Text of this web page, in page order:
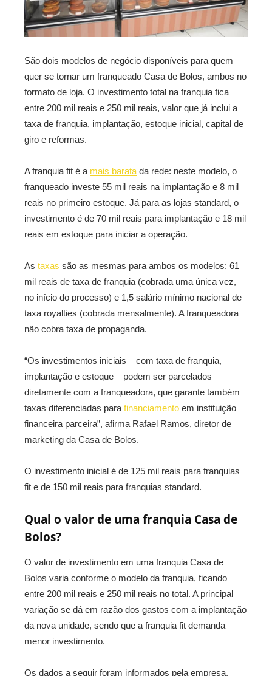
São dois modelos de negócio disponíveis para quem
quer se tornar um franqueado Casa de Bolos, ambos no
formato de loja. O investimento total na franquia fica
entre 200 mil reais e 250 mil reais, valor que já inclui a
taxa de franquia, implantação, estoque inicial, capital de
giro e reformas.
A franquia fit é a mais barata da rede: neste modelo, o
franqueado investe 55 mil reais na implantação e 8 mil
reais no primeiro estoque. Já para as lojas standard, o
investimento é de 70 mil reais para implantação e 18 mil
reais em estoque para iniciar a operação.
As taxas são as mesmas para ambos os modelos: 61
mil reais de taxa de franquia (cobrada uma única vez,
no início do processo) e 1,5 salário mínimo nacional de
taxa royalties (cobrada mensalmente). A franqueadora
não cobra taxa de propaganda.
“Os investimentos iniciais – com taxa de franquia,
implantação e estoque – podem ser parcelados
diretamente com a franqueadora, que garante também
taxas diferenciadas para financiamento em instituição
financeira parceira”, afirma Rafael Ramos, diretor de
marketing da Casa de Bolos.
O investimento inicial é de 125 mil reais para franquias
fit e de 150 mil reais para franquias standard.
Qual o valor de uma franquia Casa de
Bolos?
O valor de investimento em uma franquia Casa de
Bolos varia conforme o modelo da franquia, ficando
entre 200 mil reais e 250 mil reais no total. A principal
variação se dá em razão dos gastos com a implantação
da nova unidade, sendo que a franquia fit demanda
menor investimento.
Os dados a seguir foram informados pela empresa.